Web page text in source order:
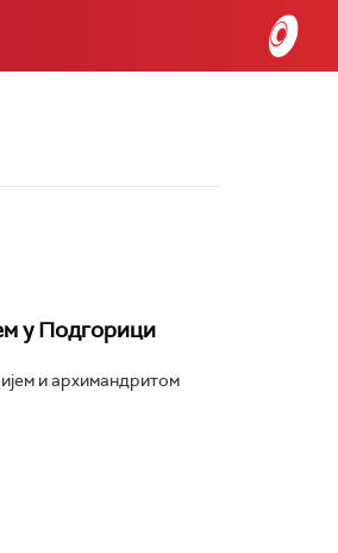
у Подгорици
и архимандритом